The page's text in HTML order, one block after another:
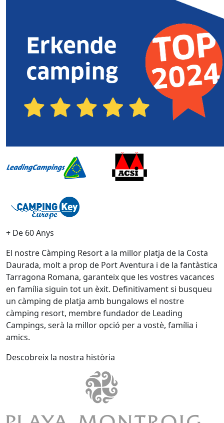
+ De 60 Anys
El nostre Càmping Resort a la millor platja de la Costa
Daurada, molt a prop de Port Aventura i de la fantàstica
Tarragona Romana, garanteix que les vostres vacances
en família siguin tot un èxit. Definitivament si busqueu
un càmping de platja amb bungalows el nostre
càmping resort, membre fundador de Leading
Campings, serà la millor opció per a vostè, família i
amics.
Descobreix la nostra història